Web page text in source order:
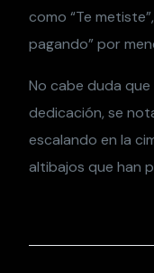
como “Te
pagando” por
No cabe duda
dedicación, se
escalando en la
altibajos que han